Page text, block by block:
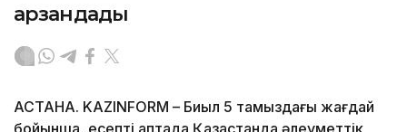
арзандады
АСТАНА. KAZINFORM – Биыл 5 тамыздағы жағдай
бойынша, есепті аптада Қазақстанда әлеуметтік